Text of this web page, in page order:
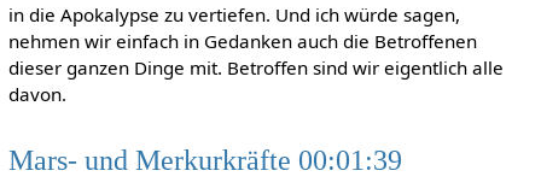
in die Apokalypse zu vertiefen. Und ich würde sagen,
nehmen wir einfach in Gedanken auch die Betroffenen
dieser ganzen Dinge mit. Betroffen sind wir eigentlich alle
davon.
Mars- und Merkurkräfte 00:01:39